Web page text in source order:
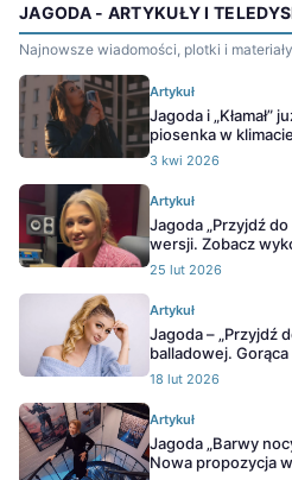
JAGODA - ARTYKUŁY I
Najnowsze wiadomości, plotki i
Artykuł
Jagoda i „Kłamał”
piosenka w
3 kwi 2026
Artykuł
Jagoda „Przyjdź
wersji. Zobacz
25 lut 2026
Artykuł
Jagoda – „Przyjdź
balladowej.
18 lut 2026
Artykuł
Jagoda „Barwy
Nowa propozycja